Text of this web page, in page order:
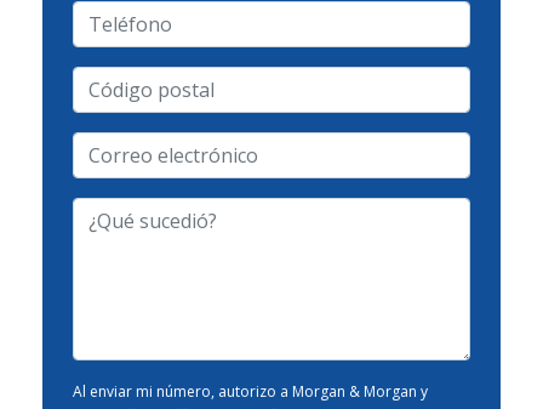
Teléfono
Código
postal
Correo
electrónico
-
Tipo
¿Qué
sucedió?
Al enviar mi número, autorizo a Morgan & Morgan y